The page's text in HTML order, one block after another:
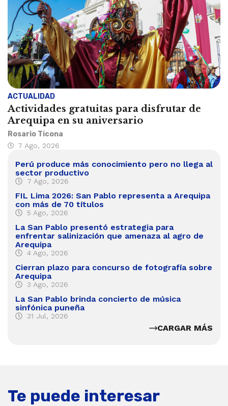
ACTUALIDAD
Actividades gratuitas para disfrutar de
Arequipa en su aniversario
Rosario Ticona
7 Ago, 2026
Perú produce más conocimiento pero no llega al
sector productivo
7 Ago, 2026
FIL Lima 2026: San Pablo representa a Arequipa
con más de 70 títulos
5 Ago, 2026
La San Pablo presentó estrategia para
enfrentar salinización que amenaza al agro de
Arequipa
4 Ago, 2026
Cierran plazo para concurso de fotografía sobre
Arequipa
3 Ago, 2026
La San Pablo brinda concierto de música
sinfónica puneña
31 Jul, 2026
CARGAR MÁS
Te puede interesar